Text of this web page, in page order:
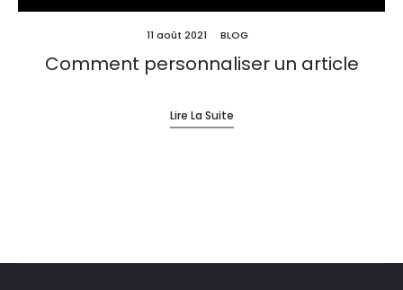
11 août 2021 BLOG
Comment personnaliser un article
Lire La Suite